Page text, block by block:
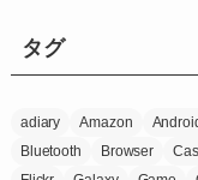
ータグ
adiary Amazon
Bluetooth
Browser